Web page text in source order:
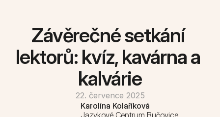
Kontakt
Závěrečné setkání
lektorů: kvíz, kavárna a
kalvárie
22. července 2025
Karolína Kolaříková
Jazykové Centrum Bučovice